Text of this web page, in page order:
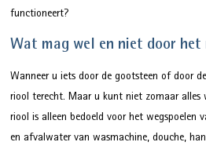
functioneert?
Wat mag wel en niet door het
Wanneer u iets door de gootsteen of door
riool terecht. Maar u kunt niet zomaar alles
riool is alleen bedoeld voor het wegspoelen
en afvalwater van wasmachine, douche,